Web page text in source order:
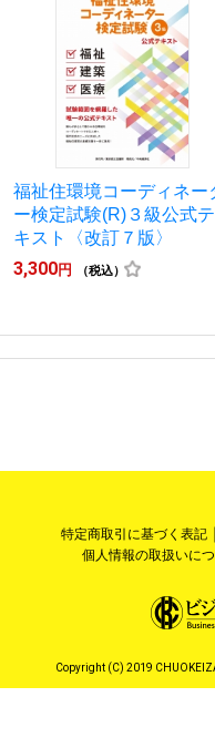
福祉住環境コーディネー
ー検定試験(R)３級公式テ
キスト〈改訂７版〉
3,300円 （税込）
特定商取引に基づく表記
個人情報の取扱いに
Copyright (C) 2019